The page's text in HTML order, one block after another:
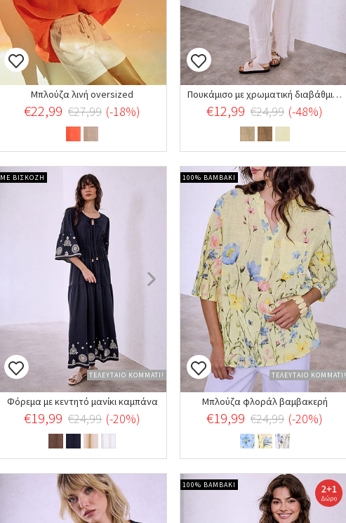
Μπλούζα λινή oversized
€22,99 €27,99 (-18%)
Πουκάμισο με χρωματική διαβάθμιση
€12,99 €24,99 (-48%)
ΜΕ ΒΙΣΚΟΖΗ
ΤΕΛΕΥΤΑΙΟ ΚΟΜΜΑΤΙ!
Φόρεμα με κεντητό μανίκι καμπάνα
€19,99 €24,99 (-20%)
100% ΒΑΜΒΑΚΙ
ΤΕΛΕΥΤΑΙΟ ΚΟΜΜΑΤΙ!
Μπλούζα φλοράλ βαμβακερή
€19,99 €24,99 (-20%)
100% ΒΑΜΒΑΚΙ